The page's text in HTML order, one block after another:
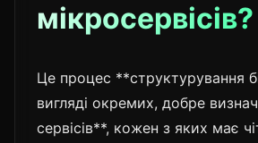
мікросервісів?
Це процес **структурування
вигляді окремих, добре
сервісів**, кожен з яких має